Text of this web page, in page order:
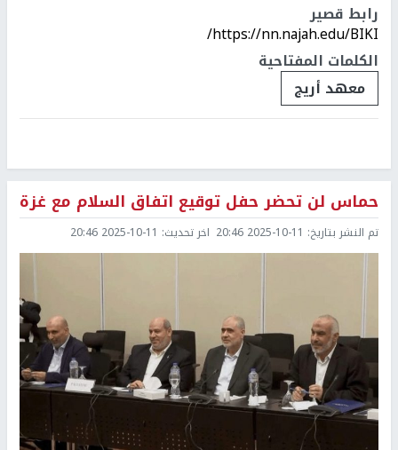
رابط قصير
https://nn.najah.edu/BIKI/
الكلمات المفتاحية
معهد أريج
حماس لن تحضر حفل توقيع اتفاق السلام مع غزة
تم النشر بتاريخ: 2025-10-11 20:46 اخر تحديث: 2025-10-11 20:46